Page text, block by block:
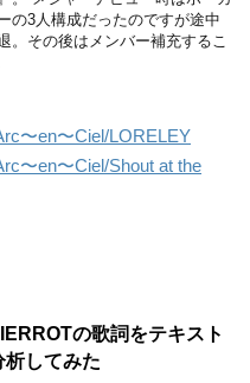
の3人構成だったのですが途中
。その後はメンバー補充するこ
〜en〜Ciel/LORELEY
〜en〜Ciel/Shout at the
の歌詞をテキスト
析してみた